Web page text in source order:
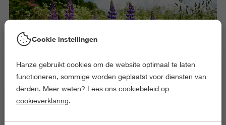
Cookie instellingen
Hanze gebruikt cookies om de website optimaal te laten
functioneren, sommige worden geplaatst voor diensten van
derden. Meer weten? Lees ons cookiebeleid op
cookieverklaring.